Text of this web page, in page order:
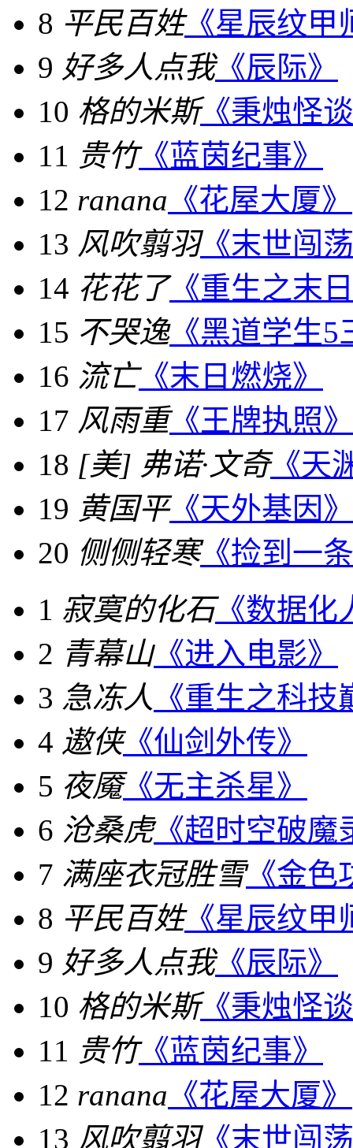
8 平民百姓《星辰纹甲
9 好多人点我《辰际》
10 格的米斯《秉烛怪
11 贵竹《蓝茵纪事》
12 ranana 《花屋大厦》
13 风吹翦羽《末世闯
14 花花了《重生之末
15 不哭逸《黑道学生5
16 流亡《末日燃烧》
17 风雨重《王牌执照》
18 [美] 弗诺·文奇《天
19 黄国平《天外基因》
20 侧侧轻寒《捡到一
1 寂寞的化石《数据化
2 青幕山《进入电影》
3 急冻人 《重生之科技
4 遨侠《仙剑外传》
5 夜魇《无主杀星》
6 沧桑虎《超时空破魔
7 满座衣冠胜雪《金色
8 平民百姓《星辰纹甲
9 好多人点我《辰际》
10 格的米斯《秉烛怪
11 贵竹《蓝茵纪事》
12 ranana 《花屋大厦》
13 风吹翦羽《末世闯